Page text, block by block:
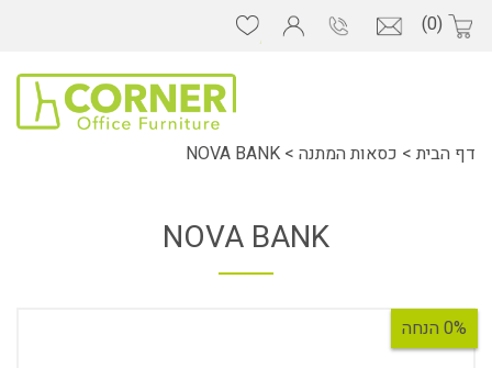
(0)
דף הבית > כסאות המתנה >
NOVA BANK
NOVA BANK
0% הנחה